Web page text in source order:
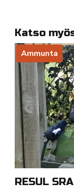
Katso
Ammunta
RESUL